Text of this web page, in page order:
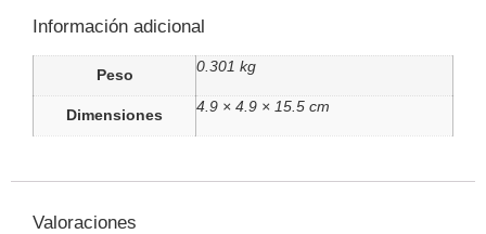
Información adicional
Peso
0.301 kg
Dimensiones
4.9 × 4.9 × 15.5 cm
Valoraciones